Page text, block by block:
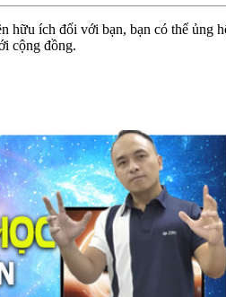
hữu ích đối với bạn, bạn có thể ủng
cộng đồng.